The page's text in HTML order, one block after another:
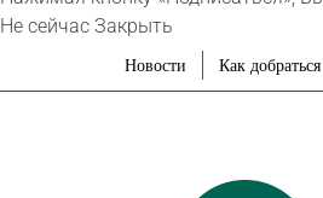
Не сейчас Закрыть
Новости Как добраться